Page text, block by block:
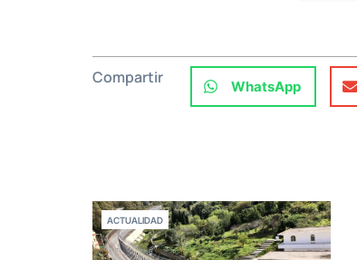
Compartir WhatsApp
ACTUALIDAD